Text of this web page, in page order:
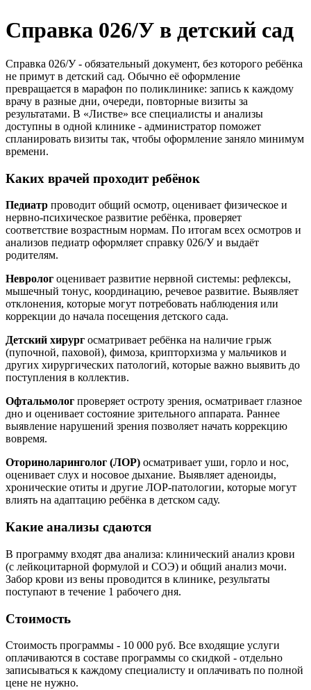
Маммология
Неврология
Оториноларингология (ЛОР)
Офтальмология
Педиатрия
Ревматология
Спортивная медицина
Терапия
Урология
Флебология
Хирургия
Эндокринология
Справка 026/У в детский сад
Справка 026/У - обязательный документ, без которого ребёнка
не примут в детский сад. Обычно её оформление
превращается в марафон по поликлинике: запись к каждому
врачу в разные дни, очереди, повторные визиты за
результатами. В «Листве» все специалисты и анализы
доступны в одной клинике - администратор поможет
спланировать визиты так, чтобы оформление заняло минимум
времени.
Каких врачей проходит ребёнок
Педиатр проводит общий осмотр, оценивает физическое и
нервно-психическое развитие ребёнка, проверяет
соответствие возрастным нормам. По итогам всех осмотров и
анализов педиатр оформляет справку 026/У и выдаёт
родителям.
Невролог оценивает развитие нервной системы: рефлексы,
мышечный тонус, координацию, речевое развитие. Выявляет
отклонения, которые могут потребовать наблюдения или
коррекции до начала посещения детского сада.
Детский хирург осматривает ребёнка на наличие грыж
(пупочной, паховой), фимоза, крипторхизма у мальчиков и
других хирургических патологий, которые важно выявить до
поступления в коллектив.
Офтальмолог проверяет остроту зрения, осматривает глазное
дно и оценивает состояние зрительного аппарата. Раннее
выявление нарушений зрения позволяет начать коррекцию
вовремя.
Оториноларинголог (ЛОР) осматривает уши, горло и нос,
оценивает слух и носовое дыхание. Выявляет аденоиды,
хронические отиты и другие ЛОР-патологии, которые могут
влиять на адаптацию ребёнка в детском саду.
Какие анализы сдаются
В программу входят два анализа: клинический анализ крови
(с лейкоцитарной формулой и СОЭ) и общий анализ мочи.
Забор крови из вены проводится в клинике, результаты
поступают в течение 1 рабочего дня.
Стоимость
Стоимость программы - 10 000 руб. Все входящие услуги
оплачиваются в составе программы со скидкой - отдельно
записываться к каждому специалисту и оплачивать по полной
цене не нужно.